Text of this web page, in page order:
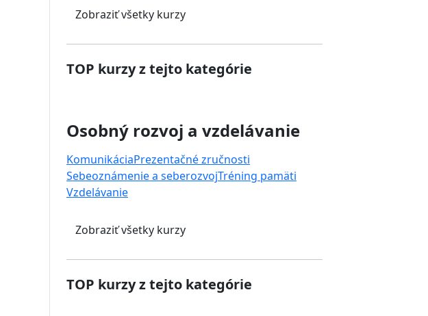
Zobraziť všetky kurzy
TOP kurzy z tejto kategórie
Osobný rozvoj a vzdelávanie
KomunikáciaPrezentačné zručnosti
Sebeoznámenie a seberozvojTréning pamäti
Vzdelávanie
Zobraziť všetky kurzy
TOP kurzy z tejto kategórie